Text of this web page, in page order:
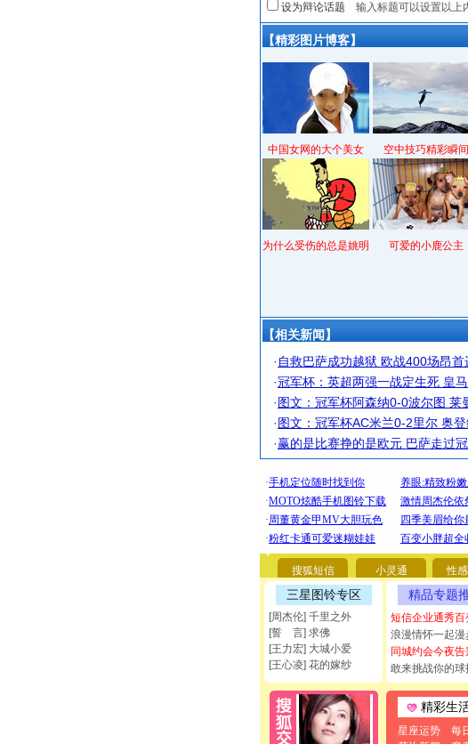
设为辩论话题
【精彩图片博客】
中国女网的大个美女 空中技巧精彩瞬间
为什么受伤的总是姚明 可爱的小鹿公主
【相关新闻】
· 自救巴萨成功越狱 欧战400场昂
·冠军杯：英超两强一战定生死 皇
·图文：冠军杯阿森纳0-0波尔图 莱
·图文：冠军杯AC米兰0-2里尔 奥
·赢的是比赛挣的是欧元 巴萨走过
搜狐短信 小灵通 性
三星图铃专区
[周杰伦] 千里之外
[誓 言] 求佛
[王力宏] 大城小爱
[王心凌] 花的嫁纱
精品专题
短信企业通秀百
浪漫情怀一起漫
同城约会今夜
敢来挑战你的球
精彩生
星座运势
每